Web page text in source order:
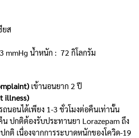
ยส
mmHg น้ำหนัก : 72 กิโลกรัม
เข้านอนยาก 2 ปี
illness)
ถนอนได้เพียง 1-3 ชั่วโมงต่อคืนเท่านั้น
ปกติต้องรับประทานยา Lorazepam ถึง
กติ เนื่องจากการระบาดหนักของโควิด-19